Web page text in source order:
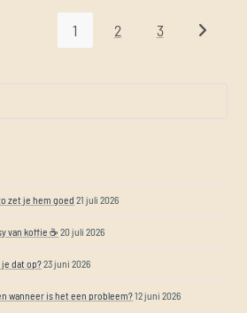
1 2 3
zet je hem goed 21 juli 2026
van koffie ☕ 20 juli 2026
dat op?23 juni 2026
wanneer is het een probleem?12 juni 2026